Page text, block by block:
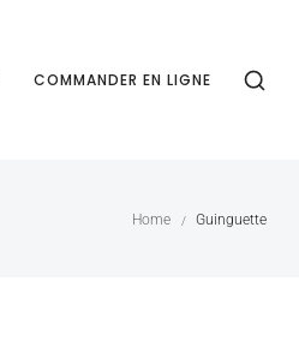
COMMANDER EN LIGNE
Home / Guinguette